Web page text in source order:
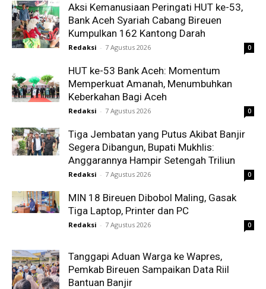
Aksi Kemanusiaan Peringati HUT ke-53,
Bank Aceh Syariah Cabang Bireuen
Kumpulkan 162 Kantong Darah
Redaksi - 7 Agustus 2026 0
HUT ke-53 Bank Aceh: Momentum
Memperkuat Amanah, Menumbuhkan
Keberkahan Bagi Aceh
Redaksi - 7 Agustus 2026 0
Tiga Jembatan yang Putus Akibat Banjir
Segera Dibangun, Bupati Mukhlis:
Anggarannya Hampir Setengah Triliun
Redaksi - 7 Agustus 2026 0
MIN 18 Bireuen Dibobol Maling, Gasak
Tiga Laptop, Printer dan PC
Redaksi - 7 Agustus 2026 0
Tanggapi Aduan Warga ke Wapres,
Pemkab Bireuen Sampaikan Data Riil
Bantuan Banjir